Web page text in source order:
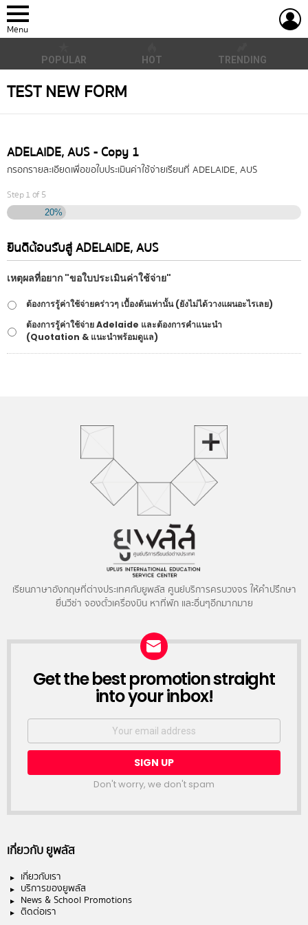
Menu
POPULAR HOT TRENDING
TEST NEW FORM
ADELAIDE, AUS - Copy 1
กรอกรายละเอียดเพื่อขอใบประเมินค่าใช้จ่ายเรียนที่ ADELAIDE, AUS
Step1of 5
20%
ยินดีต้อนรับสู่ ADELAIDE, AUS
เหตุผลที่อยาก "ขอใบประเมินค่าใช้จ่าย"
ต้องการรู้ค่าใช้จ่ายคร่าวๆ เบื้องต้นเท่านั้น (ยังไม่ได้วางแผนอะไรเลย)
ต้องการรู้ค่าใช้จ่าย Adelaide และต้องการคำแนะนำ
(Quotation & แนะนำพร้อมดูแล)
เรียนภาษาอังกฤษที่ต่างประเทศกับยูพลัส ศูนย์บริการครบวงจร ให้คำปรึกษา
ยื่นวีซ่า จองตั๋วเครื่องบิน หาที่พัก และอื่นๆอีกมากมาย
NEWSLETTER
Get the best promotion straight
into your inbox!
Email
Don't worry, we don't spam
เกี่ยวกับ ยูพลัส
เกี่ยวกับเรา
บริการของยูพลัส
News & School Promotions
ติดต่อเรา